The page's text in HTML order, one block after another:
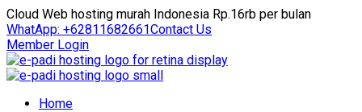
Cloud Web hosting murah Indonesia Rp.16rb per bulan
WhatApp: +62811682661Contact Us
Member Login
Home